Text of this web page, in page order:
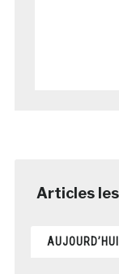
AUJOURD’HUI